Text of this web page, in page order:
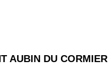
AUBIN DU CORMIER